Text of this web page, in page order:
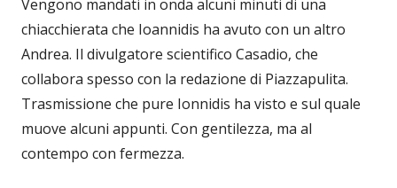
Vengono mandati in onda alcuni minuti di una
chiacchierata che Ioannidis ha avuto con un altro
Andrea. Il divulgatore scientifico Casadio, che
collabora spesso con la redazione di Piazzapulita.
Trasmissione che pure Ionnidis ha visto e sul quale
muove alcuni appunti. Con gentilezza, ma al
contempo con fermezza.